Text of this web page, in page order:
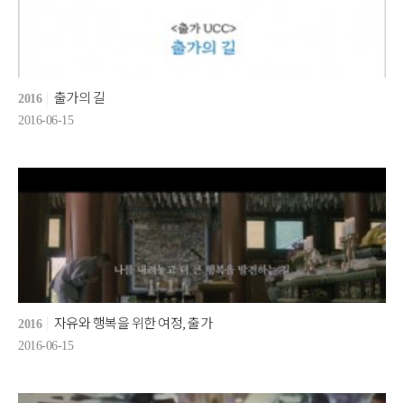
2016 출가의 길
2016-06-15
2016 자유와 행복을 위한 여정, 출가
2016-06-15